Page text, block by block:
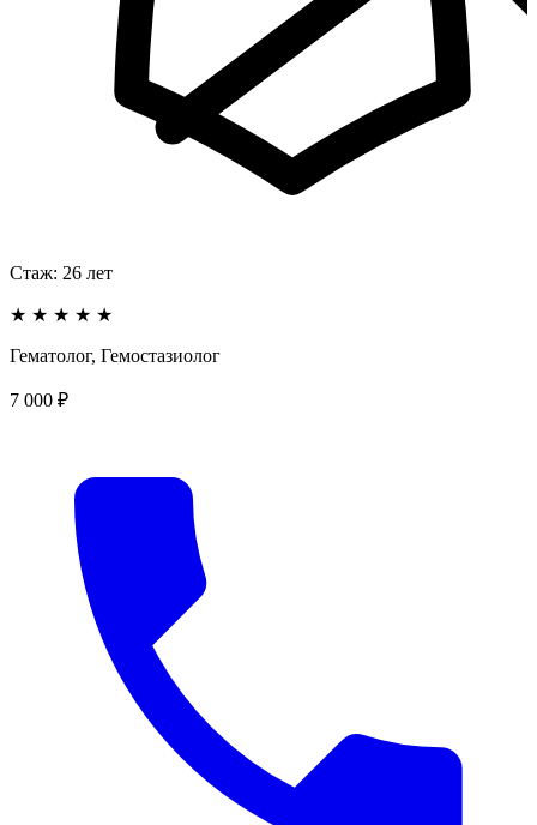
Стаж: 26 лет
★ ★ ★ ★ ★
Гематолог, Гемостазиолог
7 000 ₽